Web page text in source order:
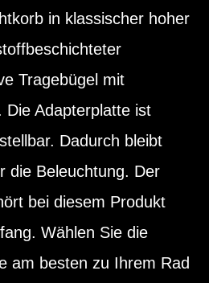
in klassischer hoher
Tragebügel mit
Die Adapterplatte ist
Dadurch bleibt
die Beleuchtung. Der
bei diesem Produkt
Wählen Sie die
am besten zu Ihrem Rad